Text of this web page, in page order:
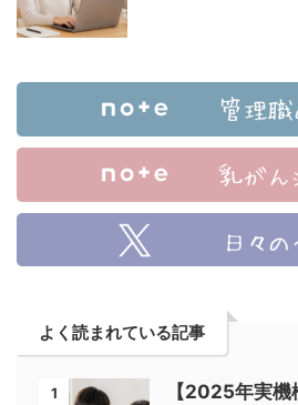
よく読まれている記事
1
【2025年実